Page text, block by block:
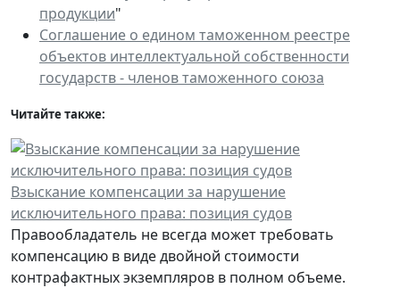
продукции"
Соглашение о едином таможенном реестре
объектов интеллектуальной собственности
государств - членов таможенного союза
Читайте также:
Взыскание компенсации за нарушение
исключительного права: позиция судов
Правообладатель не всегда может требовать
компенсацию в виде двойной стоимости
контрафактных экземпляров в полном объеме.